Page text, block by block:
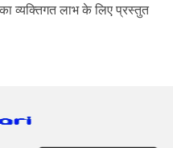
व्यक्तिगत लाभ के लिए प्रस्तुत